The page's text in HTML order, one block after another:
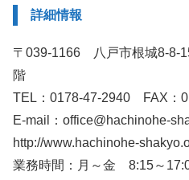
詳細情報
〒039-1166 八戸市根城8-8-
階
TEL：0178-47-2940 FAX：
E-mail：office@hachinohe-
http://www.hachinohe-
業務時間：月～金 8:15～